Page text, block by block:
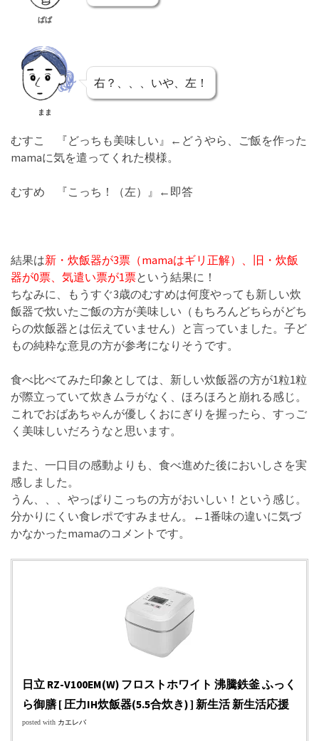
ぱぱ
まま
右？、、、いや、左！
むすこ 『どっちも美味しい』←どうやら、ご飯を作った
mamaに気を遣ってくれた模様。
むすめ 『こっち！（左）』←即答
結果は新・炊飯器が3票（mamaはギリ正解）、旧・炊飯
器が0票、気遣い票が1票という結果に！
ちなみに、もうすぐ3歳のむすめは何度やっても新しい炊
飯器で炊いたご飯の方が美味しい（もちろんどちらがどち
らの炊飯器とは伝えていません）と言っていました。子ど
もの純粋な意見の方が参考になりそうです。
食べ比べてみた印象としては、新しい炊飯器の方が1粒1粒
が際立っていて炊きムラがなく、ほろほろと崩れる感じ。
これでおばあちゃんが優しくおにぎりを握ったら、すっご
く美味しいだろうなと思います。
また、一口目の感動よりも、食べ進めた後においしさを実
感しました。
うん、、、やっぱりこっちの方がおいしい！という感じ。
分かりにくい食レポですみません。←1番味の違いに気づ
かなかったmamaのコメントです。
日立 RZ-V100EM(W) フロストホワイト 沸騰鉄釜 ふっく
ら御膳 [ 圧力IH炊飯器(5.5合炊き) ] 新生活 新生活応援
posted with カエレバ